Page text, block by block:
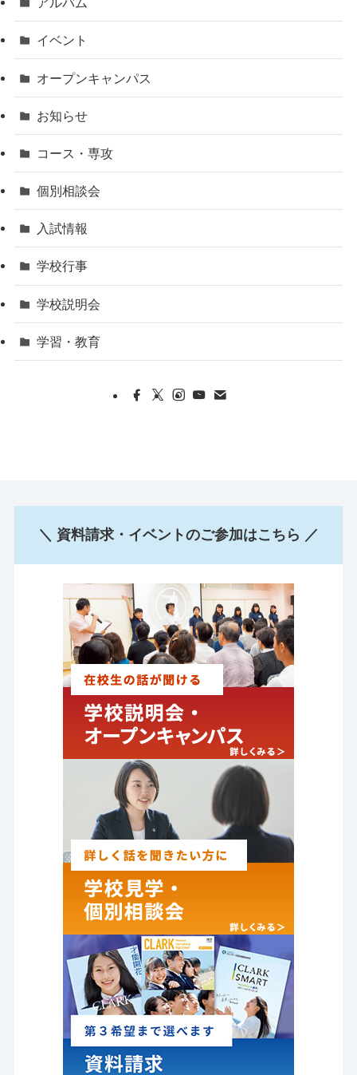
イベント
オープンキャンパス
お知らせ
コース・専攻
個別相談会
入試情報
学校行事
学校説明会
学習・教育
＼ 資料請求・イベントのご参加はこちら ／